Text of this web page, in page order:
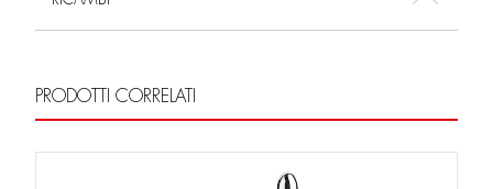
PRODOTTI CORRELATI